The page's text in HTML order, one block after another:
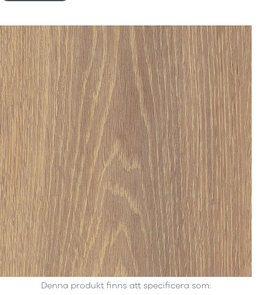
Denna produkt finns att specificera som: